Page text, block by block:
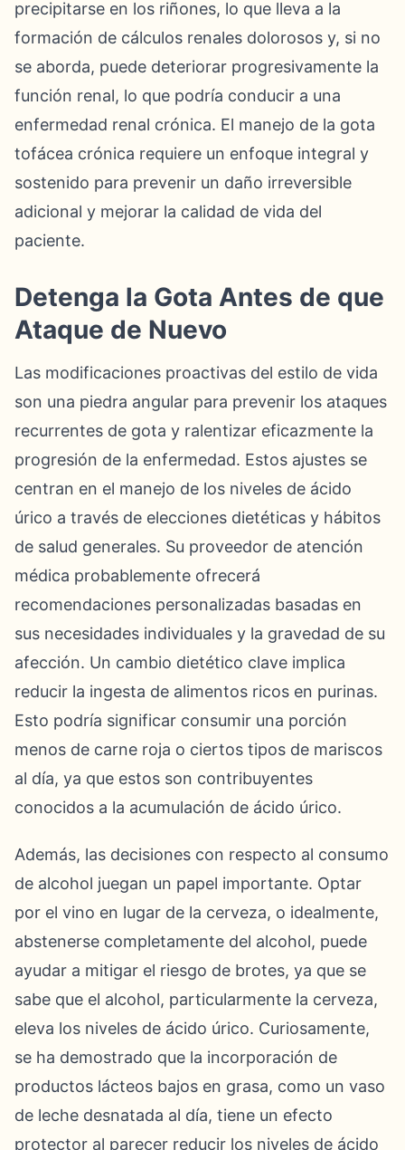
precipitarse en los riñones, lo que lleva a la
formación de cálculos renales dolorosos y, si no
se aborda, puede deteriorar progresivamente la
función renal, lo que podría conducir a una
enfermedad renal crónica. El manejo de la gota
tofácea crónica requiere un enfoque integral y
sostenido para prevenir un daño irreversible
adicional y mejorar la calidad de vida del
paciente.
Detenga la Gota Antes de que
Ataque de Nuevo
Las modificaciones proactivas del estilo de vida
son una piedra angular para prevenir los ataques
recurrentes de gota y ralentizar eficazmente la
progresión de la enfermedad. Estos ajustes se
centran en el manejo de los niveles de ácido
úrico a través de elecciones dietéticas y hábitos
de salud generales. Su proveedor de atención
médica probablemente ofrecerá
recomendaciones personalizadas basadas en
sus necesidades individuales y la gravedad de su
afección. Un cambio dietético clave implica
reducir la ingesta de alimentos ricos en purinas.
Esto podría significar consumir una porción
menos de carne roja o ciertos tipos de mariscos
al día, ya que estos son contribuyentes
conocidos a la acumulación de ácido úrico.
Además, las decisiones con respecto al consumo
de alcohol juegan un papel importante. Optar
por el vino en lugar de la cerveza, o idealmente,
abstenerse completamente del alcohol, puede
ayudar a mitigar el riesgo de brotes, ya que se
sabe que el alcohol, particularmente la cerveza,
eleva los niveles de ácido úrico. Curiosamente,
se ha demostrado que la incorporación de
productos lácteos bajos en grasa, como un vaso
de leche desnatada al día, tiene un efecto
protector al parecer reducir los niveles de ácido